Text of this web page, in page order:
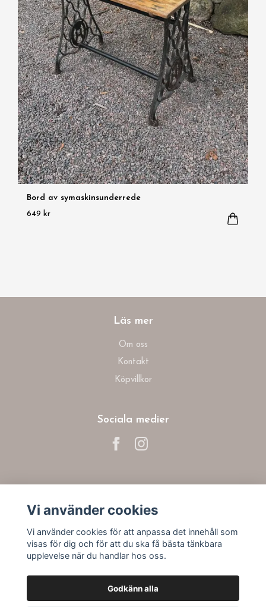
Bord av symaskinsunderrede
649 kr
Läs mer
Om oss
Kontakt
Köpvillkor
Sociala medier
Vi använder cookies
Vi använder cookies för att anpassa det innehåll som
visas för dig och för att du ska få bästa tänkbara
upplevelse när du handlar hos oss.
Godkänn alla